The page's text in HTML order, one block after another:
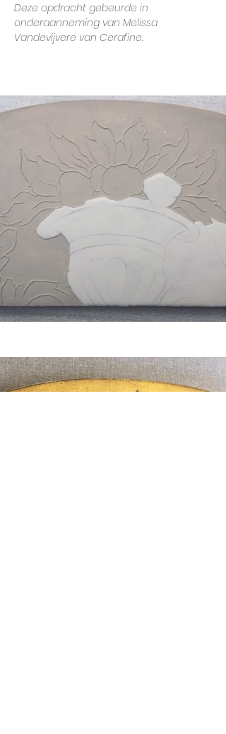
Deze opdracht gebeurde in
onderaanneming van Melissa
Vandevijvere van Cerafine.